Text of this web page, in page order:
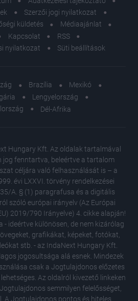
Szerzői jogi nyilatkozat
küldetés
Médiaajánlat
Kapcsolat
RSS
nyilatkozat
Süti beállítások
Brazília
Mexikó
Lengyelország
Dél-Afrika
Hungary Kft. Az oldalak tartalmával
jog fenntartva, beleértve a tartalom
céljára való felhasználását is – a
évi LXXVI. törvény rendelkezései
A. § (1) paragrafusa és a digitális
szóló európai irányelv (Az Európai
2019/790 Irányelve) 4. cikke alapján!
- ideértve különösen, de nem kizárólag
grafikákat, képeket, fotókat,
stb. - az IndaNext Hungary Kft.
jogosultsága alá esnek. Mindezek
csak a Jogtulajdonos előzetes
Az oldalról kivezető linkeken
semmilyen felelősséget,
A Jogtulajdonos pontos és hiteles